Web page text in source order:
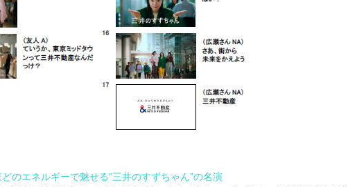
のエネルギーで魅せる“三井のすずちゃん”の名演